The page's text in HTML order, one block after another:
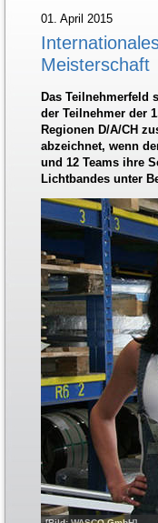
01. April 2015
Meisterschaft
Das Teilnehmerfeld
der Teilnehmer der
Regionen D/A/CH
abzeichnet, wenn
und 12 Teams ihre
Lichtbandes unter